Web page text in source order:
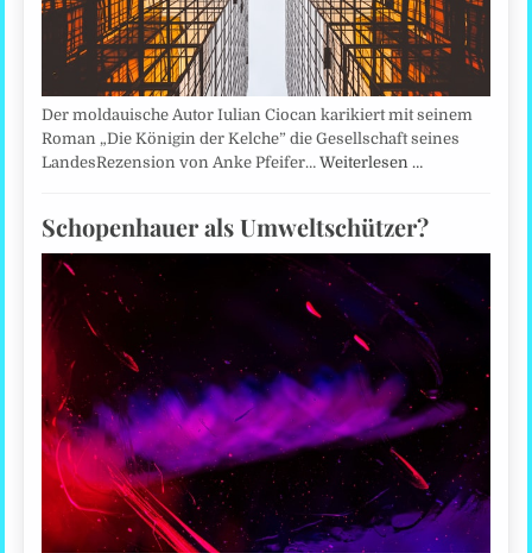
Der moldauische Autor Iulian Ciocan karikiert mit seinem
Roman „Die Königin der Kelche” die Gesellschaft seines
LandesRezension von Anke Pfeifer…Weiterlesen …
Schopenhauer als Umweltschützer?